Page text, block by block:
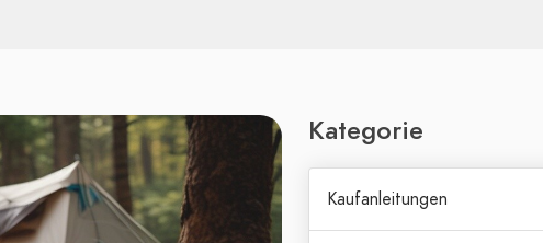
Kategorie
Kaufanleitungen